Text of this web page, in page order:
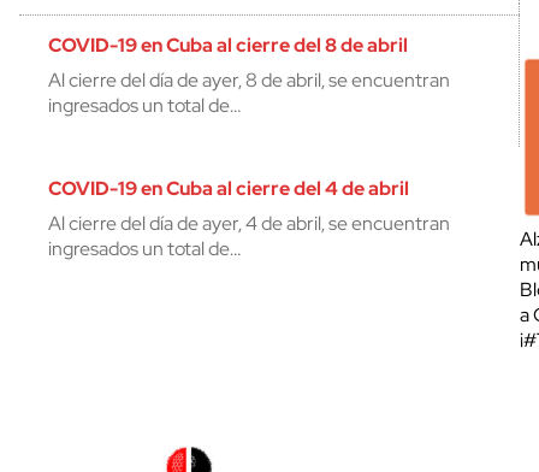
COVID-19 en Cuba al cierre del 8 de abril
Al cierre del día de ayer, 8 de abril, se encuentran
ingresados un total de…
COVID-19 en Cuba al cierre del 4 de abril
Al cierre del día de ayer, 4 de abril, se encuentran
ingresados un total de…
a